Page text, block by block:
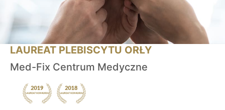
LAUREAT PLEBISCYTU ORŁY
Med-Fix Centrum Medyczne